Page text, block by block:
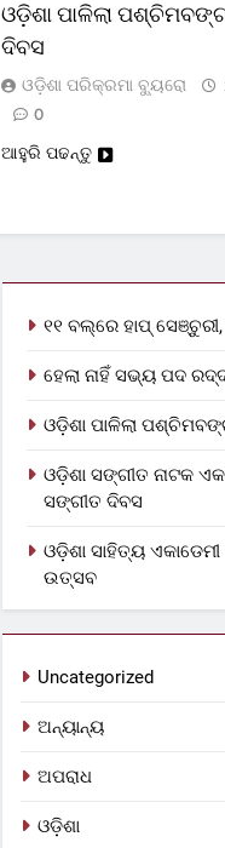
ଓଡ଼ିଶା ପାଳିଲା
ଦିବସ
ଓଡ଼ିଶା ପରିକ୍ରମା ବ୍ୟୁରୋ
0
ଆହୁରି ପଢନ୍ତୁ
୧୧ ବଲ୍‌ରେ ହାପ୍
ହେଲା ନାହିଁ ସଭ୍ୟ ପଦ
ଓଡ଼ିଶା ପାଳିଲା
ଓଡ଼ିଶା ସଙ୍ଗୀତ ନାଟକ
ସଙ୍ଗୀତ ଦିବସ
ଓଡ଼ିଶା ସାହିତ୍ୟ
ଉତ୍ସବ
Uncategorized
ଅନ୍ୟାନ୍ୟ
ଅପରାଧ
ଓଡ଼ିଶା